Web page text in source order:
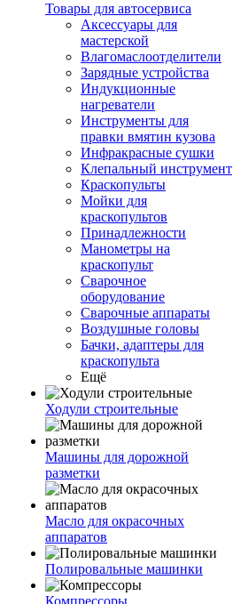
Товары для автосервиса
Аксессуары для
мастерской
Влагомаслоотделители
Зарядные устройства
Индукционные
нагреватели
Инструменты для
правки вмятин кузова
Инфракрасные сушки
Клепальный инструмент
Краскопульты
Мойки для
краскопультов
Принадлежности
Манометры на
краскопульт
Сварочное
оборудование
Сварочные аппараты
Воздушные головы
Бачки, адаптеры для
краскопульта
Ещё
Ходули строительные
Машины для дорожной
разметки
Масло для окрасочных
аппаратов
Полировальные машинки
Компрессоры